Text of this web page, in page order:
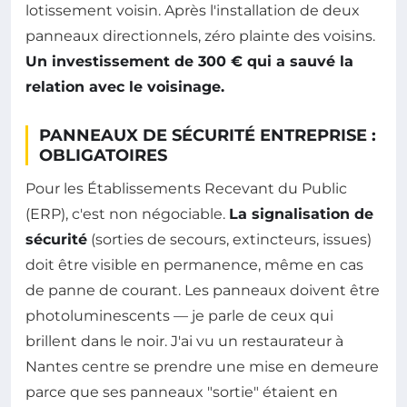
lotissement voisin. Après l'installation de deux
panneaux directionnels, zéro plainte des voisins.
Un investissement de 300 € qui a sauvé la
relation avec le voisinage.
PANNEAUX DE SÉCURITÉ ENTREPRISE :
OBLIGATOIRES
Pour les Établissements Recevant du Public
(ERP), c'est non négociable. La signalisation de
sécurité (sorties de secours, extincteurs, issues)
doit être visible en permanence, même en cas
de panne de courant. Les panneaux doivent être
photoluminescents — je parle de ceux qui
brillent dans le noir. J'ai vu un restaurateur à
Nantes centre se prendre une mise en demeure
parce que ses panneaux "sortie" étaient en